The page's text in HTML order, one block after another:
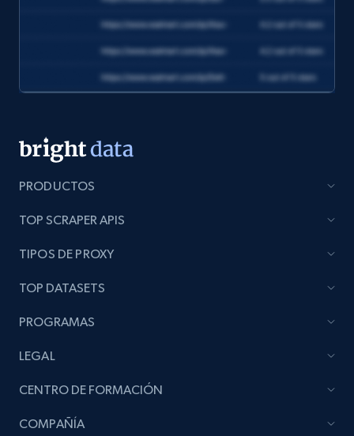
Zara - Products
more.
eCommerce
Best Buy products
Currency, Discount, Initial price, and more.
eCommerce
PRODUCTOS
TOP SCRAPER APIS
TIPOS DE PROXY
TOP DATASETS
PROGRAMAS
LEGAL
CENTRO DE FORMACIÓN
COMPAÑÍA